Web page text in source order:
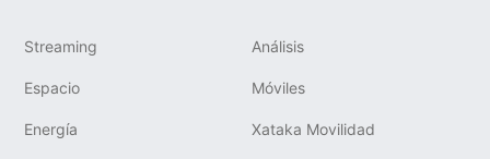
Streaming Análisis
Espacio Móviles
Energía Xataka Movilidad